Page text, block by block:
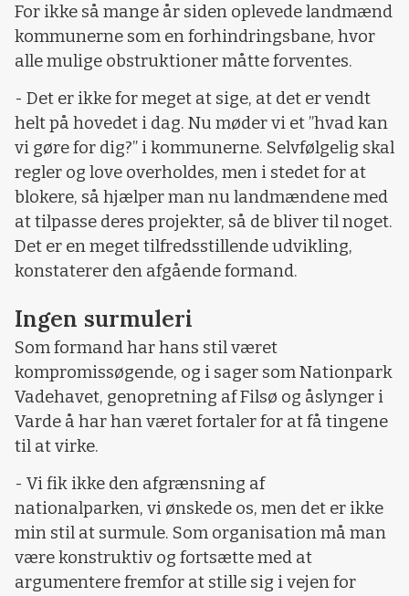
For ikke så mange år siden oplevede landmænd
kommunerne som en forhindringsbane, hvor
alle mulige obstruktioner måtte forventes.
- Det er ikke for meget at sige, at det er vendt
helt på hovedet i dag. Nu møder vi et ”hvad kan
vi gøre for dig?” i kommunerne. Selvfølgelig skal
regler og love overholdes, men i stedet for at
blokere, så hjælper man nu landmændene med
at tilpasse deres projekter, så de bliver til noget.
Det er en meget tilfredsstillende udvikling,
konstaterer den afgående formand.
Ingen surmuleri
Som formand har hans stil været
kompromissøgende, og i sager som Nationpark
Vadehavet, genopretning af Filsø og åslynger i
Varde å har han været fortaler for at få tingene
til at virke.
- Vi fik ikke den afgrænsning af
nationalparken, vi ønskede os, men det er ikke
min stil at surmule. Som organisation må man
være konstruktiv og fortsætte med at
argumentere fremfor at stille sig i vejen for